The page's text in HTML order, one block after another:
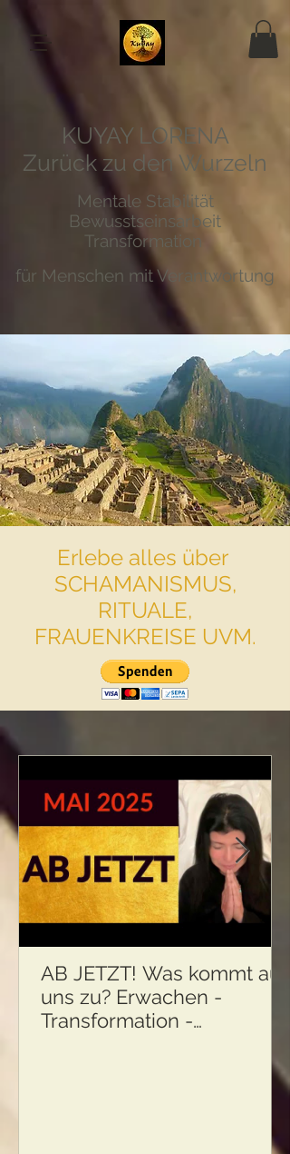
KUYAY LORENA
Zurück zu den Wurzeln
Mentale Stabilität
Bewusstseinsarbeit
Transformation
für Menschen mit Verantwortung
Erlebe alles über
SCHAMANISMUS,
RITUALE,
FRAUENKREISE UVM.
AB JETZT! Was kommt auf
uns zu? Erwachen -
Transformation -